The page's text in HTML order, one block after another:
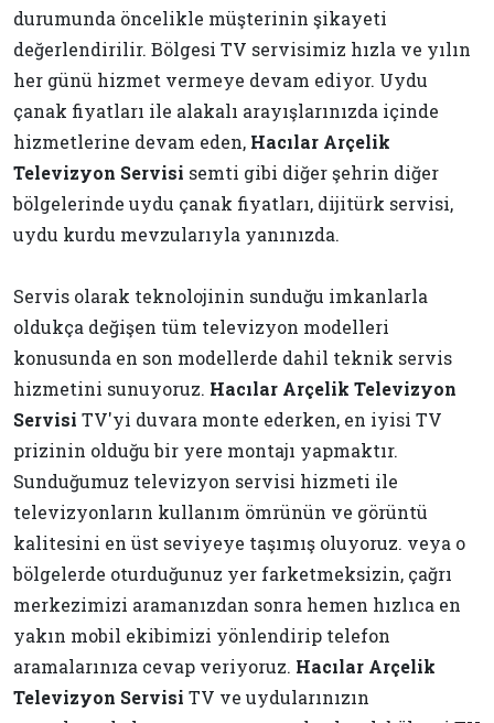
durumunda öncelikle müşterinin şikayeti
değerlendirilir. Bölgesi TV servisimiz hızla ve yılın
her günü hizmet vermeye devam ediyor. Uydu
çanak fiyatları ile alakalı arayışlarınızda içinde
hizmetlerine devam eden, Hacılar Arçelik
Televizyon Servisi semti gibi diğer şehrin diğer
bölgelerinde uydu çanak fiyatları, dijitürk servisi,
uydu kurdu mevzularıyla yanınızda.
Servis olarak teknolojinin sunduğu imkanlarla
oldukça değişen tüm televizyon modelleri
konusunda en son modellerde dahil teknik servis
hizmetini sunuyoruz. Hacılar Arçelik Televizyon
Servisi TV'yi duvara monte ederken, en iyisi TV
prizinin olduğu bir yere montajı yapmaktır.
Sunduğumuz televizyon servisi hizmeti ile
televizyonların kullanım ömrünün ve görüntü
kalitesini en üst seviyeye taşımış oluyoruz. veya o
bölgelerde oturduğunuz yer farketmeksizin, çağrı
merkezimizi aramanızdan sonra hemen hızlıca en
yakın mobil ekibimizi yönlendirip telefon
aramalarınıza cevap veriyoruz. Hacılar Arçelik
Televizyon Servisi TV ve uydularınızın